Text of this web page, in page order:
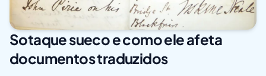
Sotaque sueco e como ele afeta
documentos traduzidos